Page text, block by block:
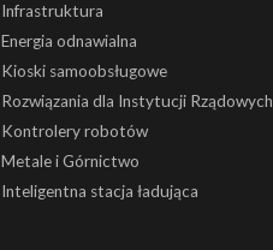
Infrastruktura
Energia odnawialna
Kioski samoobsługowe
Rozwiązania dla Instytucji Rządowych
Kontrolery robotów
Metale i Górnictwo
Inteligentna stacja ładująca